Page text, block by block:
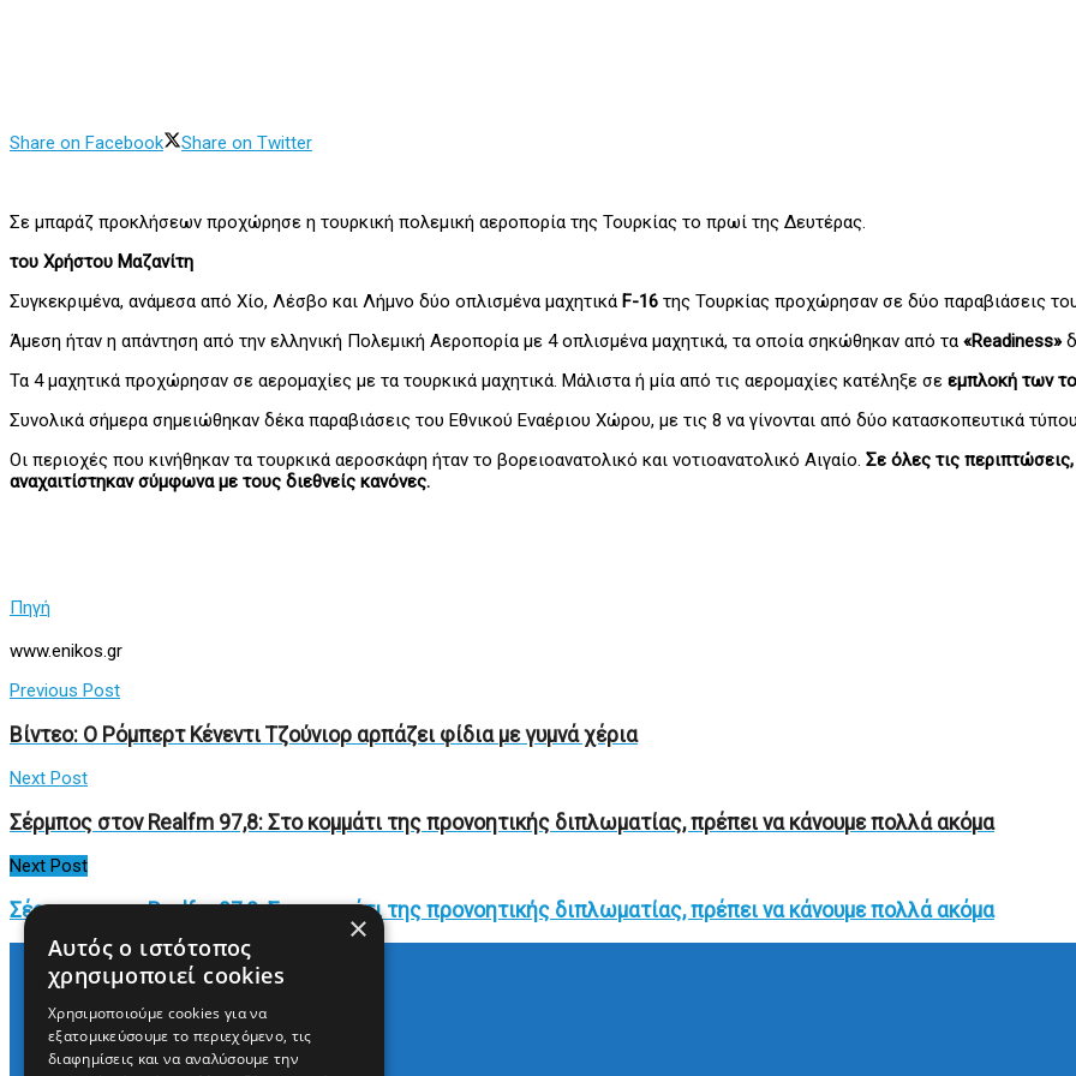
Share on Facebook Share on Twitter
Σε μπαράζ προκλήσεων προχώρησε η τουρκική πολεμική αεροπορία της Τουρκίας το πρωί της Δευτέρας.
του Χρήστου Μαζανίτη
Συγκεκριμένα, ανάμεσα από Χίο, Λέσβο και Λήμνο δύο οπλισμένα μαχητικά F-16 της Τουρκίας προχώρησαν σε δύο παραβιάσεις
Άμεση ήταν η απάντηση από την ελληνική Πολεμική Αεροπορία με 4 οπλισμένα μαχητικά, τα οποία σηκώθηκαν από τα «Readiness»
Τα 4 μαχητικά προχώρησαν σε αερομαχίες με τα τουρκικά μαχητικά. Μάλιστα ή μία από τις αερομαχίες κατέληξε σε εμπλοκή των
Συνολικά σήμερα σημειώθηκαν δέκα παραβιάσεις του Εθνικού Εναέριου Χώρου, με τις 8 να γίνονται από δύο κατασκοπευτικά
Οι περιοχές που κινήθηκαν τα τουρκικά αεροσκάφη ήταν το βορειοανατολικό και νοτιοανατολικό Αιγαίο. Σε όλες τις
αναχαιτίστηκαν σύμφωνα με τους διεθνείς κανόνες.
Πηγή
www.enikos.gr
Previous Post
Βίντεο: Ο Ρόμπερτ Κένεντι Τζούνιορ αρπάζει φίδια με γυμνά χέρια
Next Post
Σέρμπος στον Realfm 97,8: Στο κομμάτι της προνοητικής διπλωματίας, πρέπει να κάνουμε πολλά ακόμα
Next Post
Σέρμπος στον Realfm 97,8: Στο κομμάτι της προνοητικής διπλωματίας, πρέπει να κάνουμε πολλά ακόμα
Arkè Media Group
Radio Preveza 93
×
Αυτός ο ιστότοπος
χρησιμοποιεί cookies
Χρησιμοποιούμε cookies για να
εξατομικεύσουμε το περιεχόμενο, τις
διαφημίσεις και να αναλύσουμε την